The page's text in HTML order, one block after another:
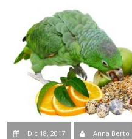
Blog
Dic 18, 2017 Anna Berto